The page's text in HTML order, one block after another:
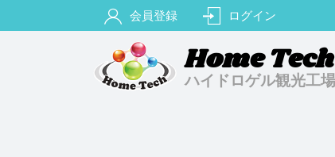
会員登録 ログイン
Home Tech